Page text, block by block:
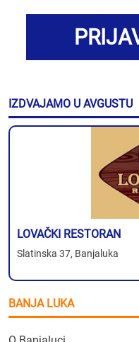
IZDVAJAMO U AVGUSTU
LOVAČKI RESTORAN
Slatinska 37, Banjaluka
BANJA LUKA